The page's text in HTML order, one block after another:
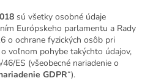
sú všetky osobné údaje
Európskeho parlamentu a Rady
o ochrane fyzických osôb pri
voľnom pohybe takýchto údajov,
ES (všeobecné nariadenie o
GDPR“).